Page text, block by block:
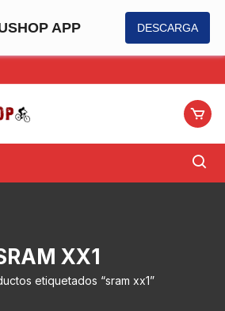
APP DESCARGA
XX1
etiquetados “sram xx1”